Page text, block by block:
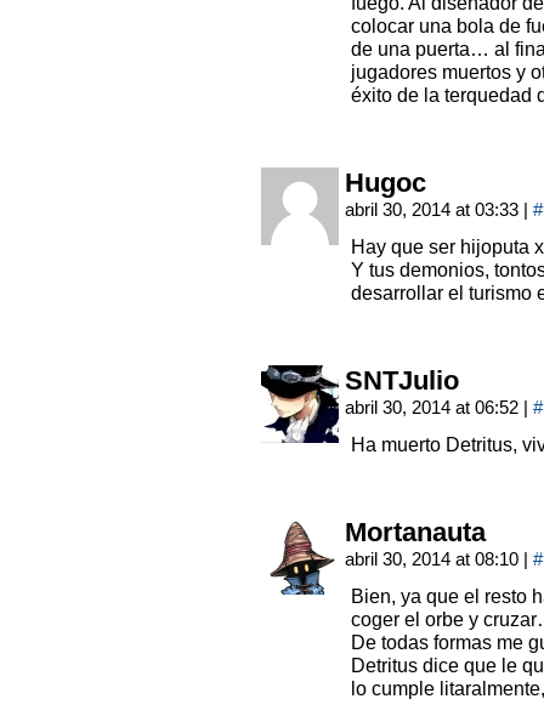
colocar una bola de
de una puerta… al
jugadores muertos y
éxito de la terquedad
Hugoc
abril 30, 2014 at 03:33 | #
Hay que ser hijoputa
Y tus demonios,
desarrollar el turismo
SNTJulio
abril 30, 2014 at 06:52 | #
Ha muerto Detritus,
Mortanauta
abril 30, 2014 at 08:10 | #
Bien, ya que el resto
coger el orbe y
De todas formas me
Detritus dice que le
lo cumple